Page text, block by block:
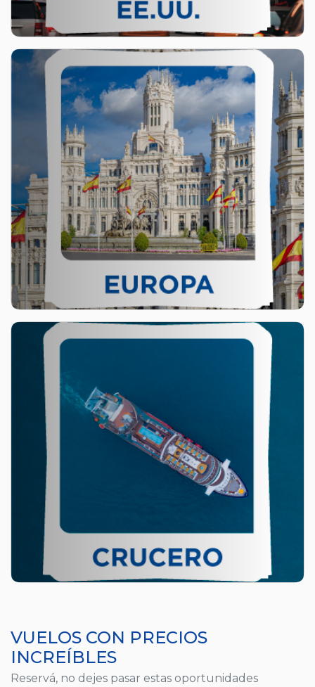
VUELOS CON PRECIOS
INCREÍBLES
Reservá, no dejes pasar estas oportunidades